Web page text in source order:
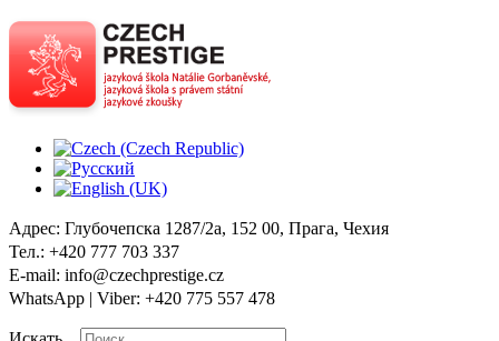
Адрес: Глубочепска 1287/2a, 152 00, Прага, Чехия
Тел.: +420 777 703 337
E-mail: info@czechprestige.cz
WhatsApp | Viber: +420 775 557 478